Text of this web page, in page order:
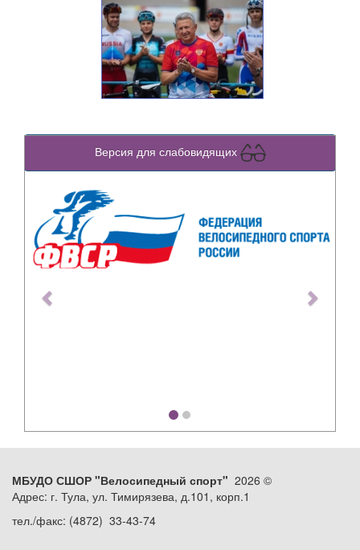
Версия для слабовидящих
Previous
МБУДО СШОР "Велосипедный спорт" 2026 ©
Адрес: г. Тула, ул. Тимирязева, д.101, корп.1
тел./факс: (4872) 33-43-74